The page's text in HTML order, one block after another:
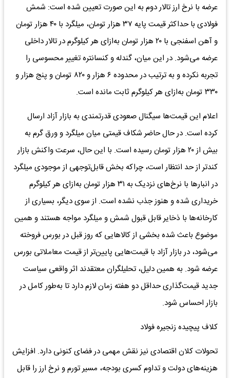
عرضه با نرخ ارز تالار دوم به این صورت تعیین شده است: شمش
فولادی با حداکثر قیمت پایه ۳۷ هزار تومان، میلگرد با ۴۰ هزار تومان
و آهن اسفنجی با ۲۰ هزار تومان به‌ازای هر کیلوگرم در تالار داخلی
عرضه می‌شود. در این میان، گندله و کنسانتره تغییر محسوسی را
تجربه نکرده و به ترتیب در محدوده ۶ هزار و ۸۲۰ تومان و پنج هزار و
۳۳۰ تومان به‌ازای هر کیلوگرم ثابت مانده است.
اعلام این قیمت‌ها سیگنال صعودی قدرتمندی به بازار آزاد ارسال
کرده است. در حال حاضر شکاف قیمتی میان میلگرد و ورق گرم به
بیش از ۲۰ هزار تومان رسیده است. با این حال، سرعت واکنش بازار
کندتر از حد انتظار است، چراکه بخش قابل‌توجهی از موجودی میلگرد
در انبارها با نرخ‌های نزدیک به ۳۱ هزار تومان به‌ازای هر کیلوگرم
خریداری شده و هنوز جذب نشده است. از سوی دیگر، بسیاری از
کارخانه‌ها با ذخایر قابل قبول شمش و میلگرد مواجه‌ هستند و همین
موضوع باعث شده بخشی از کالاهایی که روز قبل در بورس فروخته
می‌شود، در بازار آزاد با قیمت‌هایی پایین‌تر از قیمت معاملاتی بورس
عرضه شود. به همین دلیل، تحلیلگران معتقدند اثر واقعی سیاست
جدید قیمت‌گذاری حداقل دو هفته زمان لازم دارد تا به‌طور کامل در
بازار احساس شود.
کلاف پیچیده زنجیره فولاد
تحولات کلان اقتصادی نیز نقش مهمی در فضای کنونی دارد. افزایش
هزینه‌های دولت و تداوم کسری بودجه، مسیر تورم و نرخ ارز را قابل